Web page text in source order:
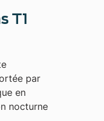
T1
par
en
nocturne